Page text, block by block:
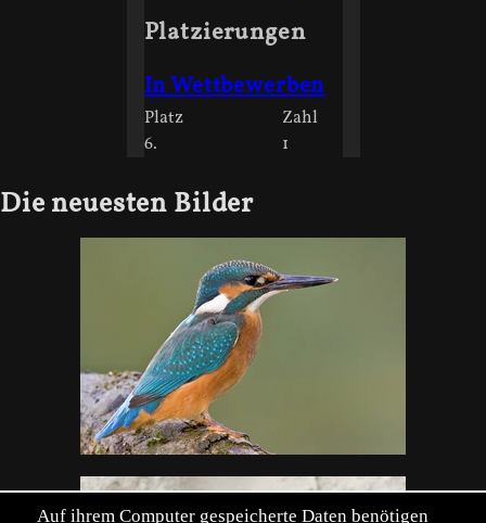
Platzierungen
In Wettbewerben
Platz
Zahl
6.
1
Die neuesten Bilder
Auf ihrem Computer gespeicherte Daten benötigen